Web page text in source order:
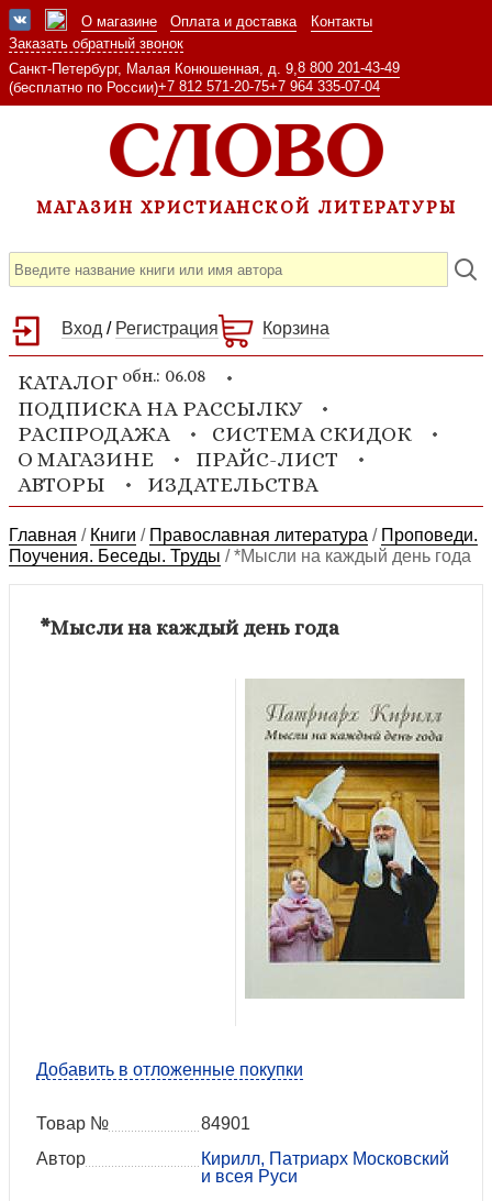
О магазине Оплата и доставка
Контакты
Заказать обратный звонок
Санкт-Петербург, Малая Конюшенная, д. 9, 8 800 201-43-49
(бесплатно по России)+7 812 571-20-75+7 964 335-07-04
МАГАЗИН ХРИСТИАНСКОЙ ЛИТЕРАТУРЫ
Вход / Регистрация Корзина
КАТАЛОГ обн.: 06.08
ПОДПИСКА НА РАССЫЛКУ
РАСПРОДАЖА
СИСТЕМА СКИДОК
О МАГАЗИНЕ
ПРАЙС-ЛИСТ
АВТОРЫ
ИЗДАТЕЛЬСТВА
Главная / Книги / Православная литература / Проповеди.
Поучения. Беседы. Труды /*Мысли на каждый день года
*Мысли на каждый день года
Добавить в отложенные покупки
Товар №
84901
Автор
Кирилл, Патриарх Московский
и всея Руси